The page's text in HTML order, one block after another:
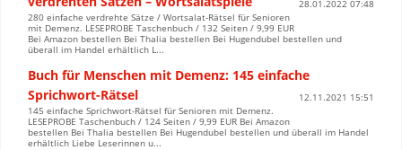
28.01.2022 07:48
280 einfache verdrehte Sätze / Wortsalat-Rätsel für Senioren
mit Demenz. LESEPROBE Taschenbuch / 132 Seiten / 9,99 EUR
Bei Amazon bestellen Bei Thalia bestellen Bei Hugendubel bestellen und
überall im Handel erhältlich L...
Buch für Menschen mit Demenz: 145 einfache
Sprichwort-Rätsel
12.11.2021 15:51
145 einfache Sprichwort-Rätsel für Senioren mit Demenz.
LESEPROBE Taschenbuch / 124 Seiten / 9,99 EUR Bei Amazon
bestellen Bei Thalia bestellen Bei Hugendubel bestellen und überall im Handel
erhältlich Liebe Leserinnen u...